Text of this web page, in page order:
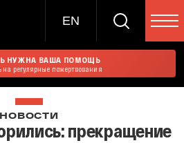
EN
НУЖНА ВАША ПОМОЩЬ
регулярные пожертвования
НОВОСТИ
прекращение